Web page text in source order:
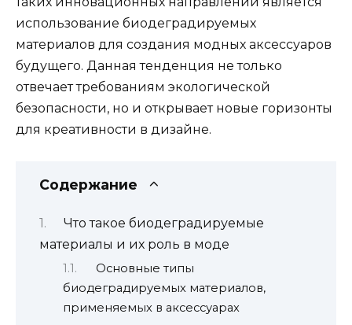
использование биодеградируемых
материалов для создания модных аксессуаров
будущего. Данная тенденция не только
отвечает требованиям экологической
безопасности, но и открывает новые горизонты
для креативности в дизайне.
Содержание
Что такое биодеградируемые
материалы и их роль в моде
Основные типы
биодеградируемых материалов,
применяемых в аксессуарах